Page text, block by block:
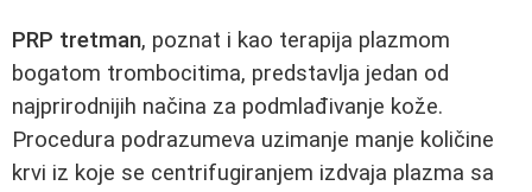
PRP tretman, poznat i kao terapija plazmom
bogatom trombocitima, predstavlja jedan od
najprirodnijih načina za podmlađivanje kože.
Procedura podrazumeva uzimanje manje količine
krvi iz koje se centrifugiranjem izdvaja plazma sa